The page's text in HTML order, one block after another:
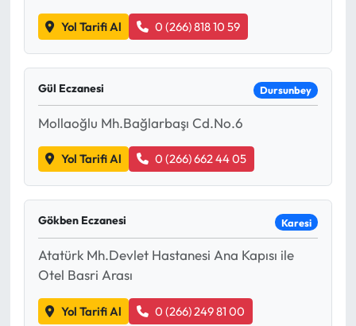
Yol Tarifi Al 0 (266) 818 10 59
Gül Eczanesi Dursunbey
Mollaoğlu Mh.Bağlarbaşı Cd.No.6
Yol Tarifi Al 0 (266) 662 44 05
Gökben Eczanesi Karesi
Atatürk Mh.Devlet Hastanesi Ana Kapısı ile
Otel Basri Arası
Yol Tarifi Al 0 (266) 249 81 00